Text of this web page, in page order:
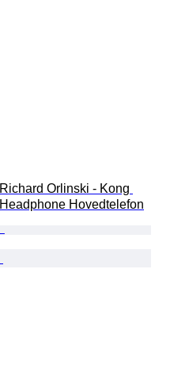
Richard Orlinski - Kong
Headphone Hovedtelefon